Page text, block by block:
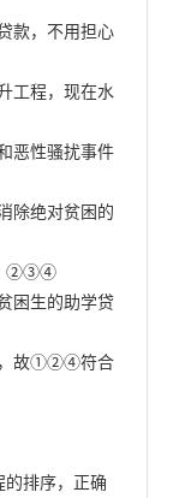
款，不用担心
工程，现在水
恶性骚扰事件
除绝对贫困的
②③④
困生的助学贷
，故①②④符合
排序，正确